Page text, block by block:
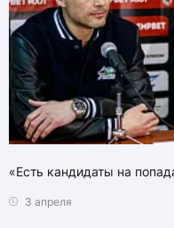
«Есть кандидаты на
3 апреля